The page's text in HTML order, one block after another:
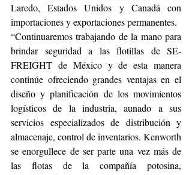
Laredo, Estados Unidos y Canadá con
importaciones y exportaciones permanentes.
“Continuaremos trabajando de la mano para
brindar seguridad a las flotillas de SE-
FREIGHT de México y de esta manera
continúe ofreciendo grandes ventajas en el
diseño y planificación de los movimientos
logísticos de la industria, aunado a sus
servicios especializados de distribución y
almacenaje, control de inventarios. Kenworth
se enorgullece de ser parte una vez más de
las flotas de la compañía potosina,